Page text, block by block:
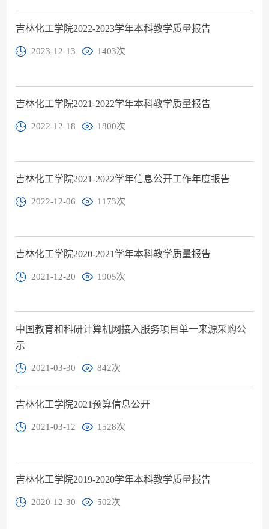
吉林化工学院2022-2023学年本科教学质量报告
2023-12-13 1403次
吉林化工学院2021-2022学年本科教学质量报告
2022-12-18 1800次
吉林化工学院2021-2022学年信息公开工作年度报告
2022-12-06 1173次
吉林化工学院2020-2021学年本科教学质量报告
2021-12-20 1905次
中国教育和科研计算机网接入服务项目单一来源采购公
示
2021-03-30 842次
吉林化工学院2021预算信息公开
2021-03-12 1528次
吉林化工学院2019-2020学年本科教学质量报告
2020-12-30 502次